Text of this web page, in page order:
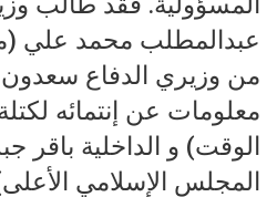
عبدالمطلب محمد علي
من وزيري الدفاع سعدون
معلومات عن إنتمائه
الوقت) و الداخلية باقر
المجلس الإسلامي